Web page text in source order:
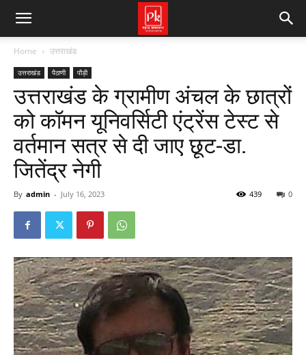
Home उत्तराखंड
उत्तराखंड पैठाणी पौड़ी
उत्तराखंड के ग्रामीण अंचल के छात्रों
को कॉमन यूनिवर्सिटी एंट्रेंस टेस्ट से
वर्तमान सत्र से दी जाए छूट-डा.
जितेंद्र नेगी
By admin - July 16, 2023 0
439